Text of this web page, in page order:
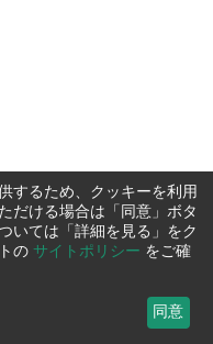
するため、クッキーを利用
だける場合は「同意」ボタ
いては「詳細を見る」をク
の サイトポリシー をご確
同意